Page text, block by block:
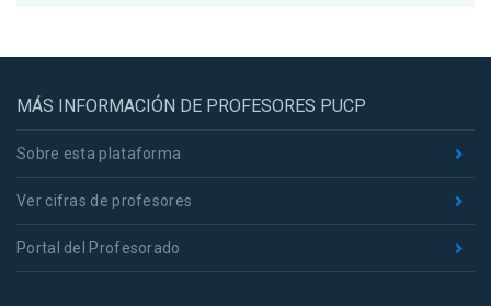
MÁS INFORMACIÓN DE PROFESORES PUCP
Sobre esta plataforma
Ver cifras de profesores
Portal del Profesorado